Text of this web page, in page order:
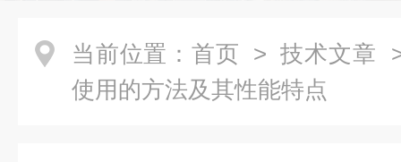
当前位置： 首页 > 技术文章
使用的方法及其性能特点